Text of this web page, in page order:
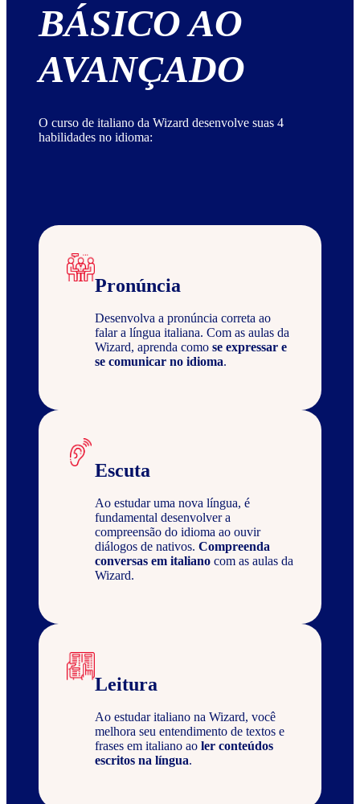
BÁSICO AO
AVANÇADO
O curso de italiano da Wizard desenvolve suas 4
habilidades no idioma:
Pronúncia
Desenvolva a pronúncia correta ao
falar a língua italiana. Com as aulas da
Wizard, aprenda como se expressar e
se comunicar no idioma.
Escuta
Ao estudar uma nova língua, é
fundamental desenvolver a
compreensão do idioma ao ouvir
diálogos de nativos. Compreenda
conversas em italiano com as aulas da
Wizard.
Leitura
Ao estudar italiano na Wizard, você
melhora seu entendimento de textos e
frases em italiano ao ler conteúdos
escritos na língua.